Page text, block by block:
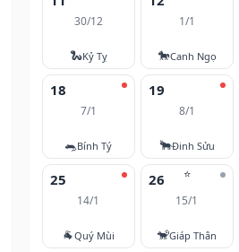
30/12
🐍Kỷ Tỵ
1/1
🐎Canh Ngọ
18
7/1
🐀Bính Tý
19
8/1
🐂Đinh Sửu
25
14/1
🐐Quý Mùi
⭐
26
15/1
🐒Giáp Thân